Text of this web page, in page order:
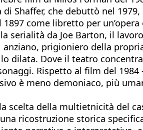
Shaffer, che debuttò nel
come libretto per
serialità da Joe Barton, il
prigioniero della
dilata. Dove il teatro
Rispetto al film del
è meno demoniaco, più
scelta della multietnicità del
ricostruzione storica